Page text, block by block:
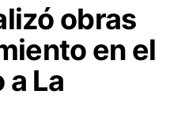
obras
en el
La